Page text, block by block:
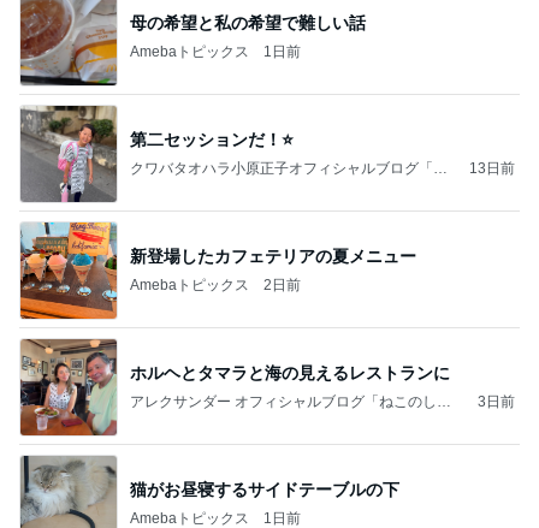
母の希望と私の希望で難しい話
Amebaトピックス 1日前
第二セッションだ！⭐️
クワバタオハラ小原正子オフィシャルブログ「女
13日前
新登場したカフェテリアの夏メニュー
Amebaトピックス 2日前
ホルヘとタマラと海の見えるレストランに
アレクサンダー オフィシャルブログ「ねこのしっ
3日前
猫がお昼寝するサイドテーブルの下
Amebaトピックス 1日前